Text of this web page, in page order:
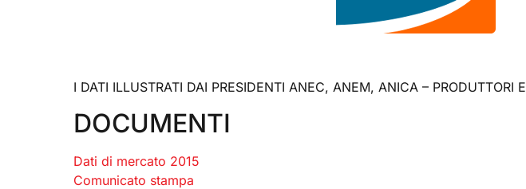
I DATI ILLUSTRATI DAI PRESIDENTI ANEC, ANEM, ANICA – PRODUTTORI
DOCUMENTI
Dati di mercato 2015
Comunicato stampa